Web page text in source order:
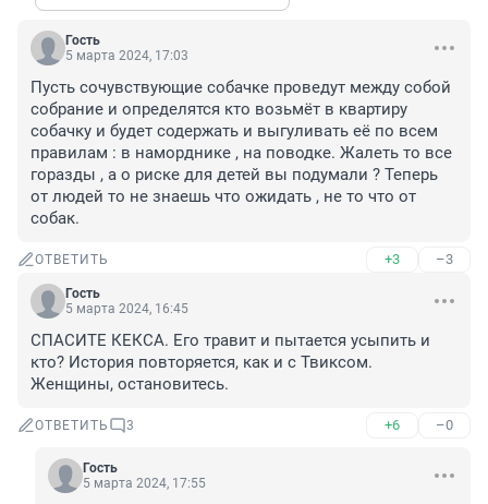
Гость
5 марта 2024, 17:03
Пусть сочувствующие собачке проведут между собой
собрание и определятся кто возьмёт в квартиру
собачку и будет содержать и выгуливать её по всем
правилам : в наморднике , на поводке. Жалеть то все
горазды , а о риске для детей вы подумали ? Теперь
от людей то не знаешь что ожидать , не то что от
собак.
ОТВЕТИТЬ +3 –3
Гость
5 марта 2024, 16:45
СПАСИТЕ КЕКСА. Его травит и пытается усыпить и
кто? История повторяется, как и с Твиксом.
Женщины, остановитесь.
ОТВЕТИТЬ 3 +6 –0
Гость
5 марта 2024, 17:55